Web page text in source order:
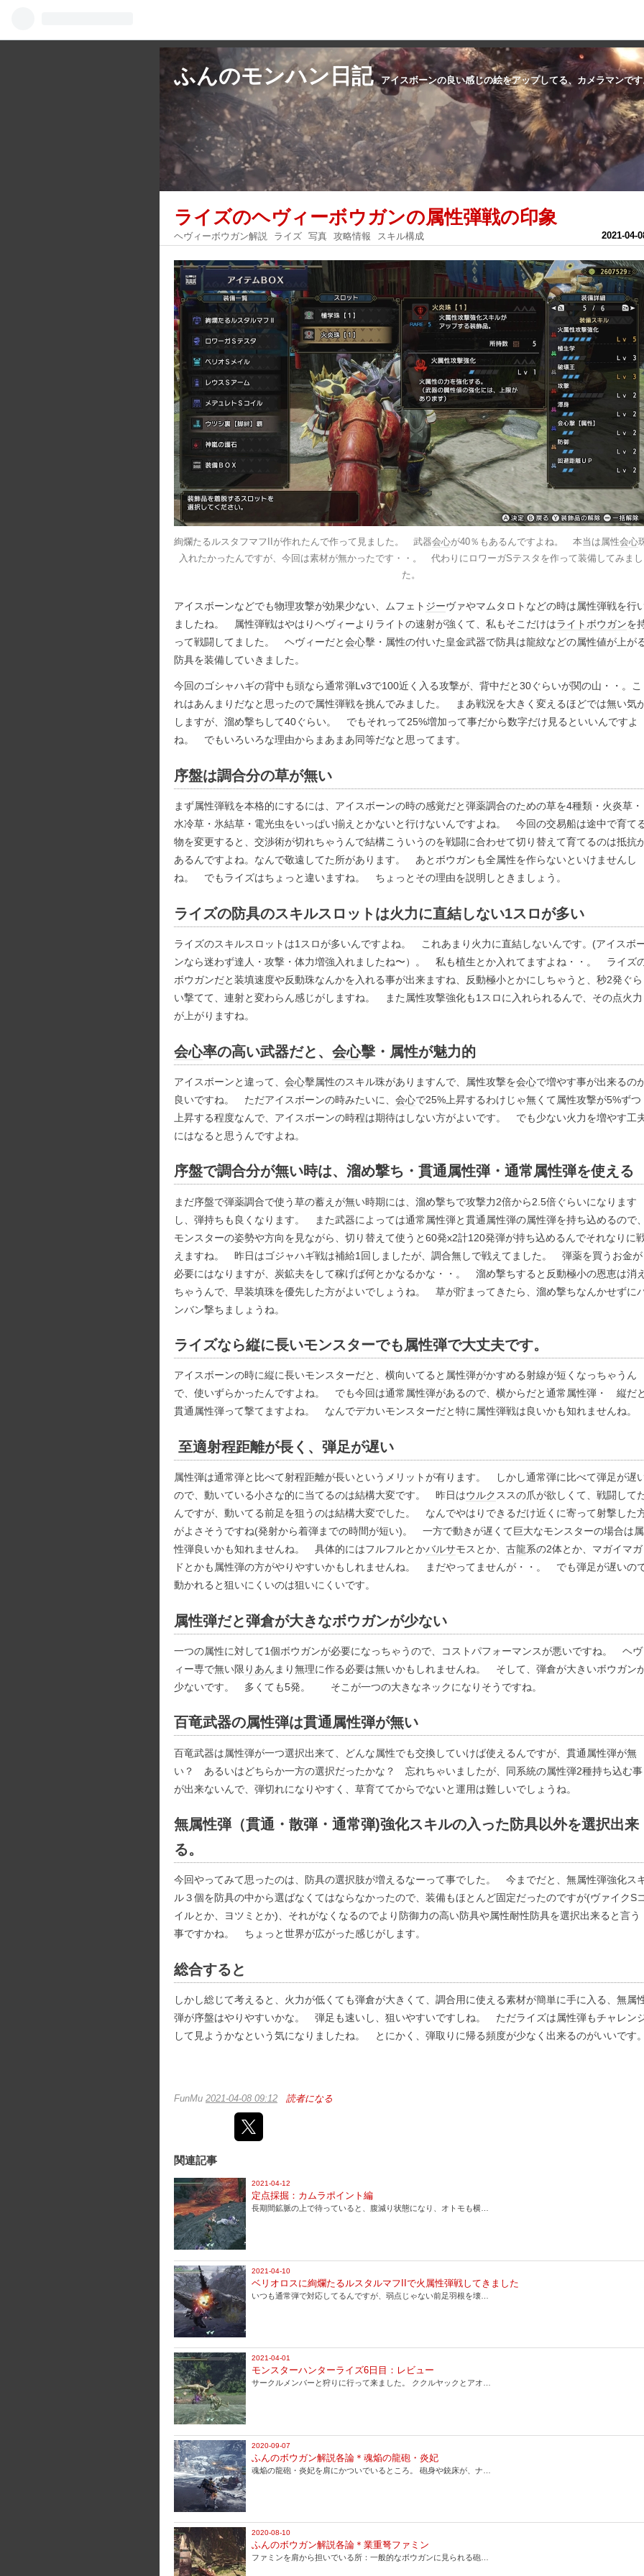
ふんのモンハン日記 アイスボーンの良い感じの絵をアップしてる、カメラマンです
2021-04-
ライズのヘヴィーボウガンの属性弾戦の印象
ヘヴィーボウガン解説 ライズ 写真 攻略情報 スキル構成
絢爛たるルスタフマフIIが作れたんで作って見ました。 武器会心が40％もあるんですよね。 本当は属性会心
入れたかったんですが、今回は素材が無かったです・・。 代わりにロワーガSテスタを作って装備してみまし
た。
アイスボーンなどでも物理攻撃が効果少ない、ムフェト ジーヴァやマムタロトなどの時は属性弾戦を行
ましたね。 属性弾戦はやはりヘヴィーよりライトの速射が強くて、私もそこだけはライトボウガンを
って戦闘してました。 ヘヴィーだと会心擊・属性の付いた皇金武器で防具は龍紋などの属性値が上が
防具を装備していきました。
今回のゴシャハギの背中も頭なら通常弾Lv3で100近く入る攻撃が、背中だと30ぐらいが関の山・・。こ
れはあんまりだなと思ったので属性弾戦を挑んでみました。 まあ戦況を大きく変えるほどでは無い気
しますが、溜め撃ちして40ぐらい。 でもそれって25%増加って事だから数字だけ見るといいんですよ
ね。 でもいろいろな理由からまあまあ同等だなと思ってます。
序盤は調合分の草が無い
まず属性弾戦を本格的にするには、アイスボーンの時の感覚だと弾薬調合のための草を4種類・火炎草・
水冷草・氷結草・電光虫をいっぱい揃えとかないと行けないんですよね。 今回の交易船は途中で育て
物を変更すると、交渉術が切れちゃうんで結構こういうのを戦闘に合わせて切り替えて育てるのは抵抗
あるんですよね。なんで敬遠してた所があります。 あとボウガンも全属性を作らないといけませんし
ね。 でもライズはちょっと違いますね。 ちょっとその理由を説明しときましょう。
ライズの防具のスキルスロットは火力に直結しない1スロが多い
ライズのスキルスロットは1スロが多いんですよね。 これあまり火力に直結しないんです。(アイスボ
ンなら迷わず達人・攻撃・体力増強入れましたね〜）。 私も植生とか入れてますよね・・。 ライズ
ボウガンだと装填速度や反動珠なんかを入れる事が出来ますね、反動極小とかにしちゃうと、秒2発ぐら
い撃てて、連射と変わらん感じがしますね。 また属性攻撃強化も1スロに入れられるんで、その点火力
が上がりますね。
会心率の高い武器だと、 会心擊・属性が魅力的
アイスボーンと違って、 会心擊属性のスキル珠がありますんで、属性攻撃を会心で増やす事が出来るの
良いですね。 ただアイスボーンの時みたいに、 会心で25%上昇するわけじゃ無くて属性攻撃が5%ずつ
上昇する程度なんで、アイスボーンの時程は期待はしない方がよいです。 でも少ない火力を増やす工
にはなると思うんですよね。
序盤で調合分が無い時は、溜め撃ち・貫通属性弾・通常属性弾を使える
まだ序盤で弾薬調合で使う草の蓄えが無い時期には、溜め撃ちで攻撃力2倍から2.5倍ぐらいになります
し、弾持ちも良くなります。 また武器によっては通常属性弾と貫通属性弾の属性弾を持ち込めるので、
モンスターの姿勢や方向を見ながら、切り替えて使うと60発x2計120発弾が持ち込めるんでそれなりに
えますね。 昨日はゴジャハギ戦は補給1回しましたが、調合無しで戦えてました。 弾薬を買うお金が
必要にはなりますが、炭鉱夫をして稼げば何とかなるかな・・。 溜め撃ちすると反動極小の恩恵は消え
ちゃうんで、早装填珠を優先した方がよいでしょうね。 草が貯まってきたら、溜め撃ちなんかせずに
ンバン撃ちましょうね。
ライズなら縦に長いモンスターでも属性弾で大丈夫です。
アイスボーンの時に縦に長いモンスターだと、横向いてると属性弾がかすめる射線が短くなっちゃうん
で、使いずらかったんですよね。 でも今回は通常属性弾があるので、横からだと通常属性弾・ 縦だと
貫通属性弾って撃てますよね。 なんでデカいモンスターだと特に属性弾戦は良いかも知れませんね。
至適射程距離が長く、弾足が遅い
属性弾は通常弾と比べて射程距離が長いというメリットが有ります。 しかし通常弾に比べて弾足が遅
ので、動いている小さな的に当てるのは結構大変です。 昨日はウルク ススの爪が欲しくて、戦闘して
んですが、動いてる前足を狙うのは結構大変でした。 なんでやはりできるだけ近くに寄って射撃した
がよさそうですね(発射から着弾までの時間が短い)。 一方で動きが遅くて巨大なモンスターの場合は属
性弾良いかも知れませんね。 具体的にはフルフルとかバルサモスとか、 古龍系の2体とか、マガイマガ
ドとかも属性弾の方がやりやすいかもしれませんね。 まだやってませんが・・。 でも弾足が遅いの
動かれると狙いにくいのは狙いにくいです。
属性弾だと弾倉が大きなボウガンが少ない
一つの属性に対して1個ボウガンが必要になっちゃうので、コストパフォーマンスが悪いですね。 ヘヴ
ィー専で無い限 りあん まり無理に作る必要は無いかもしれませんね。 そして、弾倉が大きいボウガン
少ないです。 多くても5発。 そこが一つの大きなネックになりそうですね。
百竜武器の属性弾は貫通属性弾が無い
百竜武器は属性弾が一つ選択出来て、どんな属性でも交換していけば使えるんですが、貫通属性弾が無
い？ あるいはどちらか一方の選択だったかな？ 忘れちゃいましたが、同系統の属性弾2種持ち込む事
が出来ないんで、弾切れになりやすく、草育ててからでないと運用は難しいでしょうね。
無属性弾（貫通・散弾・通常弾)強化スキルの入った防具以外を選択出来
る。
今回やってみて思ったのは、防具の選択肢が増えるなーって事でした。 今までだと、無属性弾強化ス
ル３個を防具の中から選ばなくてはならなかったので、装備もほとんど固定だったのですが(ヴァイクS
イルとか、ヨツミとか)、それがなくなるのでより防御力の高い防具や属性耐性防具を選択出来ると言う
事ですかね。 ちょっと世界が広がった感じがします。
総合すると
しかし総じて考えると、火力が低くても弾倉が大きくて、調合用に使える素材が簡単に手に入る、無属
弾が序盤はやりやすいかな。 弾足も速いし、狙いやすいですしね。 ただライズは属性弾もチャレン
して見ようかなという気になりましたね。 とにかく、弾取りに帰る頻度が少なく出来るのがいいです。
FunMu 2021-04-08 09:12 読者になる
関連記事
2021-04-12
定点採掘：カムラポイント編
長期間鉱脈の上で待っていると、腹減り状態になり、オトモも横…
2021-04-10
ベリオロスに絢爛たるルスタルマフIIで火属性弾戦してきました
いつも通常弾で対応してるんですが、弱点じゃない前足羽根を壊…
2021-04-01
モンスターハンターライズ6日目：レビュー
サークルメンバーと狩りに行って来ました。 ククルヤックとアオ…
2020-09-07
ふんのボウガン解説各論＊魂焔の龍砲・炎妃
魂焔の龍砲・炎妃を肩にかついでいるところ。 砲身や銃床が、ナ…
2020-08-10
ふんのボウガン解説各論＊業重弩ファミン
ファミンを肩から担いでいる所：一般的なボウガンに見られる砲…